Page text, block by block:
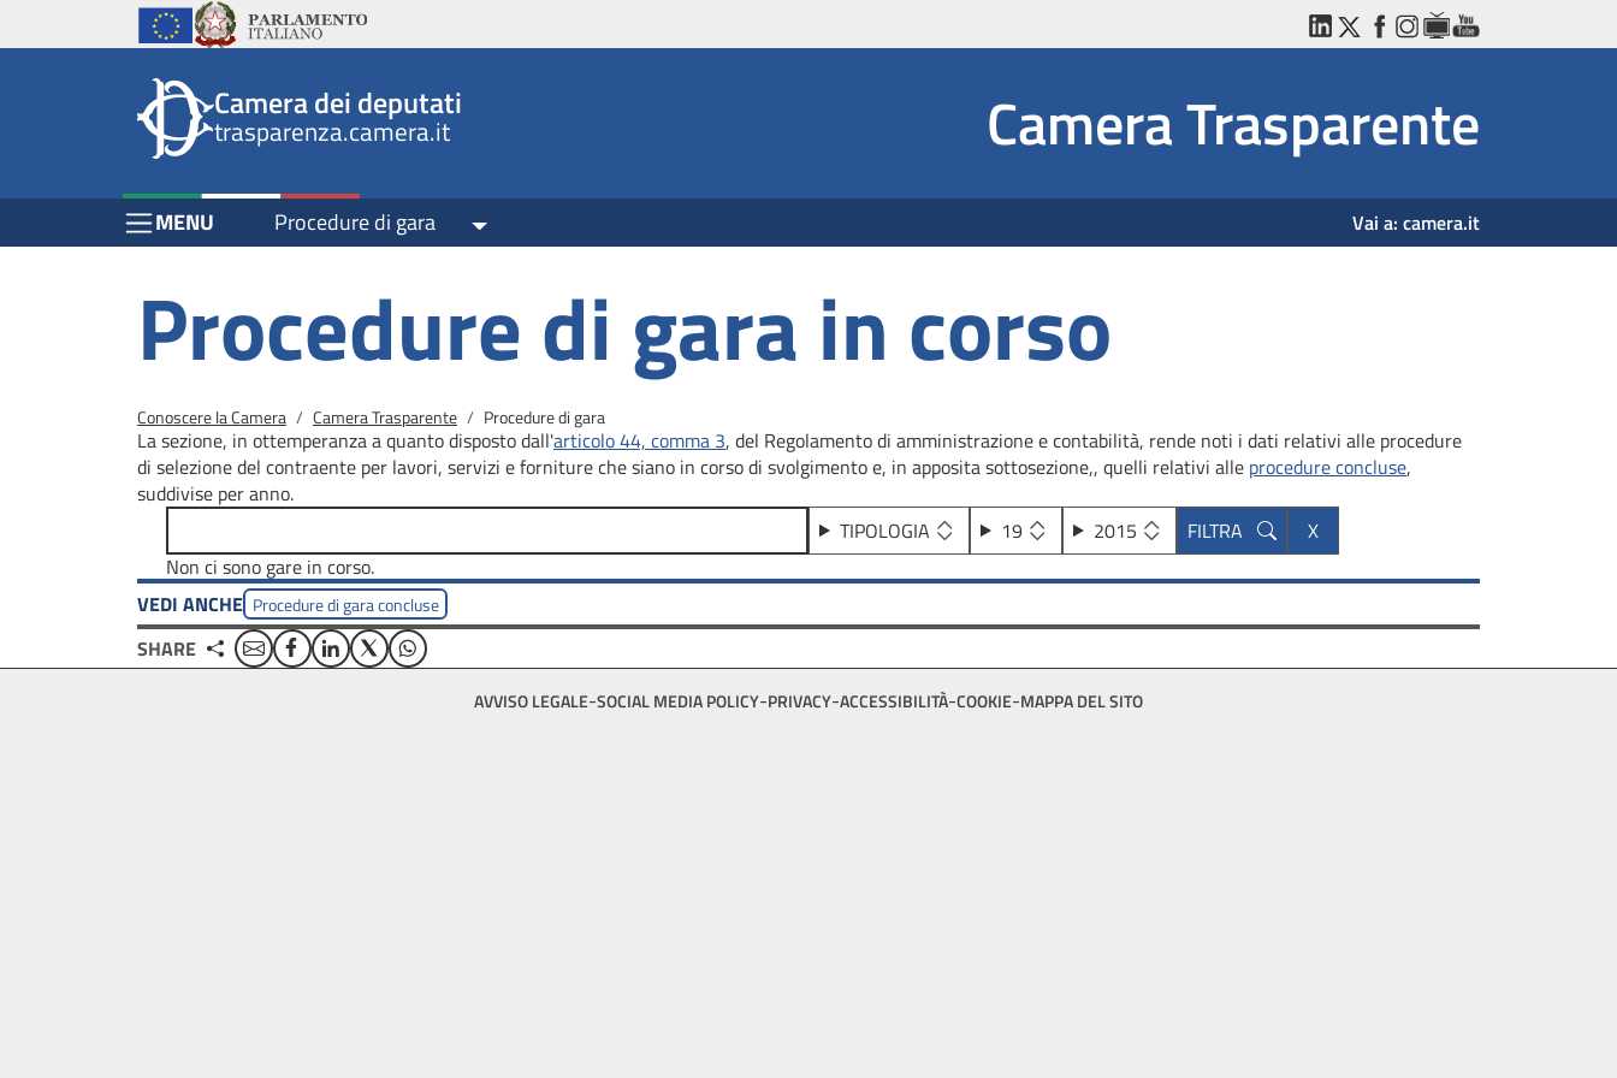
Salta al contenuto principale
Salta al menu di navigazione
top
Istituzioni
Unione EuropeaParlamento Italiano LinkedInTwitterFacebookInstagram
WebTVYouTube
Camera dei deputati
trasparenza.camera.it Camera Trasparente
Menu Bar block
MENU Procedure di gara Toggle Dropdown Vai a: camera.it
Procedure di gara in corso
Briciole di pane
Conoscere la Camera Camera Trasparente Procedure di gara
La sezione, in ottemperanza a quanto disposto dall'articolo 44, comma 3, del Regolamento di amministrazione e contabilità, rende noti i dati relativi alle procedure
di selezione del contraente per lavori, servizi e forniture che siano in corso di svolgimento e, in apposita sottosezione,, quelli relativi alle procedure concluse,
suddivise per anno.
TIPOLOGIA
19
2015
Non ci sono gare in corso.
VEDI ANCHE Procedure di gara concluse
SHARE EmailFacebookLinkedinTwitterWhatsApp
AVVISO LEGALE SOCIAL MEDIA POLICY PRIVACY ACCESSIBILITÀ COOKIE MAPPA DEL SITO
Salta al contenuto principale
Salta al menu di navigazione
Vai a inizio pagina